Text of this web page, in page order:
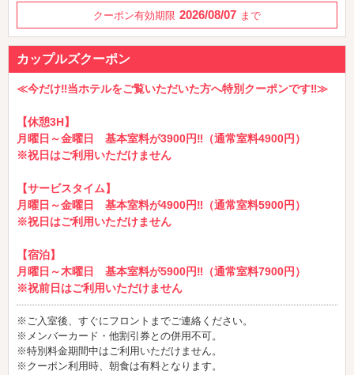
クーポン有効期限 2026/08/07 まで
カップルズクーポン
≪今だけ‼当ホテルをご覧いただいた方へ特別クーポンです‼≫
【休憩3H】
月曜日～金曜日 基本室料が3900円‼（通常室料4900円）
※祝日はご利用いただけません
【サービスタイム】
月曜日～金曜日 基本室料が4900円‼（通常室料5900円）
※祝日はご利用いただけません
【宿泊】
月曜日～木曜日 基本室料が5900円‼（通常室料7900円）
※祝前日はご利用いただけません
※ご入室後、すぐにフロントまでご連絡ください。
※メンバーカード・他割引券との併用不可。
※特別料金期間中はご利用いただけません。
※クーポン利用時、朝食は有料となります。